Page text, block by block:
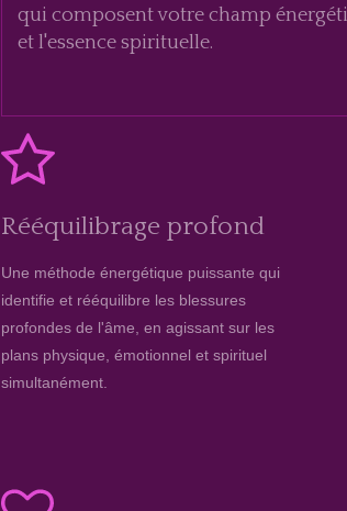
qui composent votre champ
et l'essence spirituelle.
Rééquilibrage profond
Une méthode énergétique puissante qui
identifie et rééquilibre les blessures
profondes de l'âme, en agissant sur les
plans physique, émotionnel et spirituel
simultanément.